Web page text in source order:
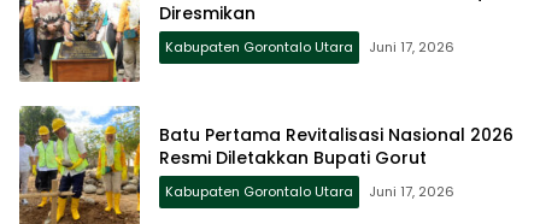
Diresmikan
Kabupaten Gorontalo Utara Juni 17, 2026
Batu Pertama Revitalisasi Nasional 2026
Resmi Diletakkan Bupati Gorut
Kabupaten Gorontalo Utara Juni 17, 2026